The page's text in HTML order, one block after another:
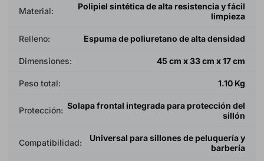
Material:
Polipiel sintética de alta resistencia y fácil
limpieza
Relleno: Espuma de poliuretano de alta densidad
Dimensiones: 45 cm x 33 cm x 17 cm
Peso total: 1.10 Kg
Protección: Solapa frontal integrada para protección del
sillón
Compatibilidad:
Universal para sillones de peluquería y
barbería